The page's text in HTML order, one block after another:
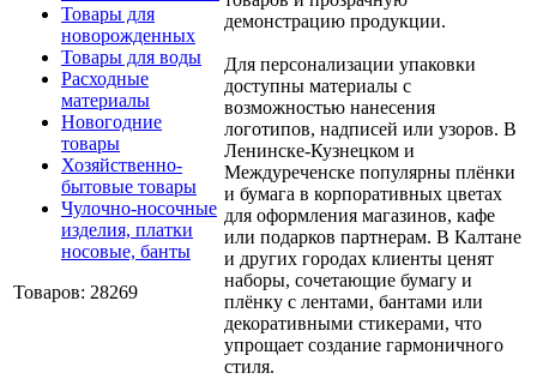
Товары для
новорожденных
Товары для воды
Расходные
материалы
Новогодние
товары
Хозяйственно-
бытовые товары
Чулочно-носочные
изделия, платки
носовые, банты
Товаров: 28269
демонстрацию продукции.
Для персонализации упаковки
доступны материалы с
возможностью нанесения
логотипов, надписей или узоров. В
Ленинске-Кузнецком и
Междуреченске популярны плёнки
и бумага в корпоративных цветах
для оформления магазинов, кафе
или подарков партнерам. В Калтане
и других городах клиенты ценят
наборы, сочетающие бумагу и
плёнку с лентами, бантами или
декоративными стикерами, что
упрощает создание гармоничного
стиля.